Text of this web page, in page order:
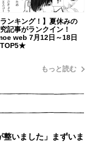
ランキング！】夏休みの
記事がランクイン！
web 7月12日～18日
もっと読む
整いました」まずいま